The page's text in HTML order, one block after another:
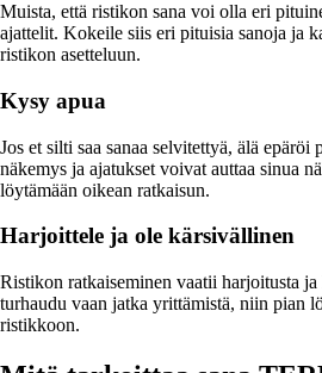
Muista, että ristikon sana voi olla eri
ajattelit. Kokeile siis eri pituisia sanoja ja
ristikon asetteluun.
Kysy apua
Jos et silti saa sanaa selvitettyä, älä epäröi
näkemys ja ajatukset voivat auttaa sinua
löytämään oikean ratkaisun.
Harjoittele ja ole kärsivällinen
Ristikon ratkaiseminen vaatii harjoitusta
turhaudu vaan jatka yrittämistä, niin pian
ristikkoon.